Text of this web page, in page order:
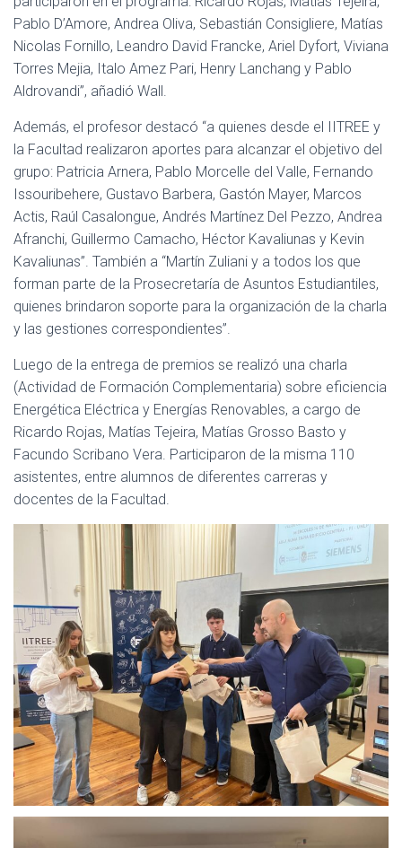
Pablo D’Amore, Andrea Oliva, Sebastián Consigliere, Matías
Nicolas Fornillo, Leandro David Francke, Ariel Dyfort, Viviana
Torres Mejia, Italo Amez Pari, Henry Lanchang y Pablo
Aldrovandi”, añadió Wall.
Además, el profesor destacó “a quienes desde el IITREE y
la Facultad realizaron aportes para alcanzar el objetivo del
grupo: Patricia Arnera, Pablo Morcelle del Valle, Fernando
Issouribehere, Gustavo Barbera, Gastón Mayer, Marcos
Actis, Raúl Casalongue, Andrés Martínez Del Pezzo, Andrea
Afranchi, Guillermo Camacho, Héctor Kavaliunas y Kevin
Kavaliunas”. También a “Martín Zuliani y a todos los que
forman parte de la Prosecretaría de Asuntos Estudiantiles,
quienes brindaron soporte para la organización de la charla
y las gestiones correspondientes”.
Luego de la entrega de premios se realizó una charla
(Actividad de Formación Complementaria) sobre eficiencia
Energética Eléctrica y Energías Renovables, a cargo de
Ricardo Rojas, Matías Tejeira, Matías Grosso Basto y
Facundo Scribano Vera. Participaron de la misma 110
asistentes, entre alumnos de diferentes carreras y
docentes de la Facultad.